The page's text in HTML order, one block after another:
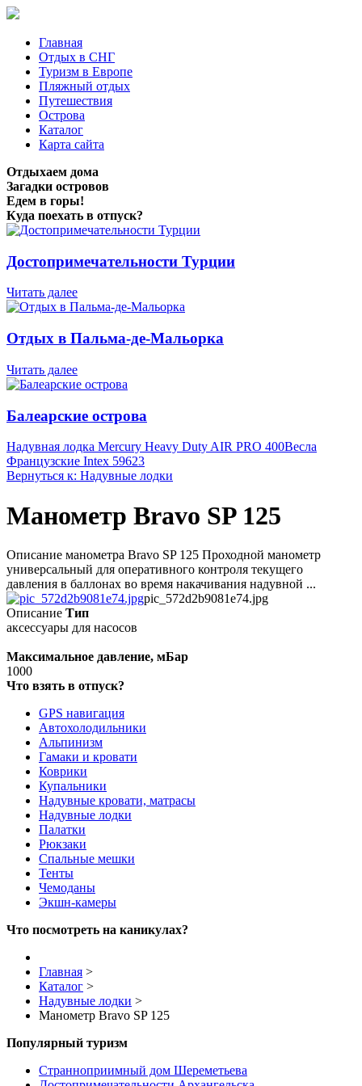
Главная
Отдых в СНГ
Туризм в Европе
Пляжный отдых
Путешествия
Острова
Каталог
Карта сайта
Отдыхаем дома
Загадки островов
Едем в горы!
Куда поехать в отпуск?
Достопримечательности Турции
Читать далее
Отдых в Пальма-де-Мальорка
Читать далее
Балеарские острова
Надувная лодка Mercury Heavy Duty AIR PRO 400Весла
Французские Intex 59623
Вернуться к: Надувные лодки
Манометр Bravo SP 125
Описание манометра Bravo SP 125 Проходной манометр
универсальный для оперативного контроля текущего
давления в баллонах во время накачивания надувной ...
pic_572d2b9081e74.jpg
Описание Тип
аксессуары для насосов
Максимальное давление, мБар
1000
Что взять в отпуск?
GPS навигация
Автохолодильники
Альпинизм
Гамаки и кровати
Коврики
Купальники
Надувные кровати, матрасы
Надувные лодки
Палатки
Рюкзаки
Спальные мешки
Тенты
Чемоданы
Экшн-камеры
Что посмотреть на каникулах?
Главная >
Каталог >
Надувные лодки >
Манометр Bravo SP 125
Популярный туризм
Странноприимный дом Шереметьева